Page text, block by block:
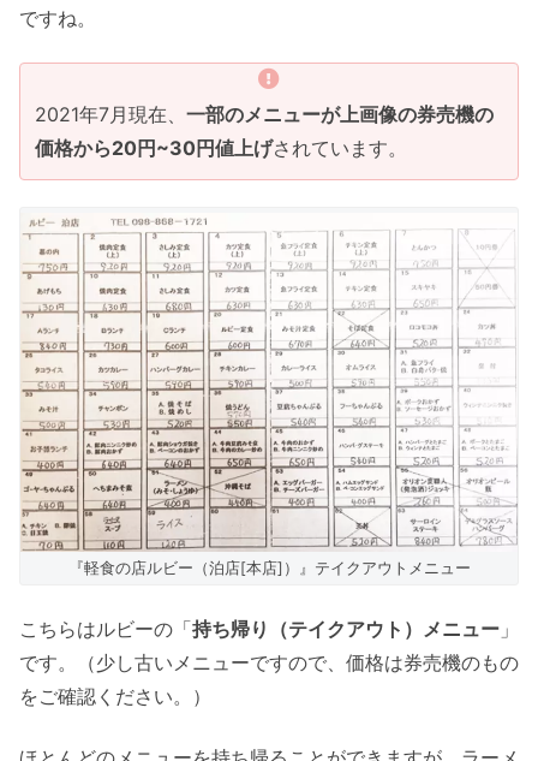
ですね。
2021年7月現在、 一部のメニューが上画像の券売機の
価格から20円~30円値上げされています。
『軽食の店ルビー（泊店[本店]）』テイクアウトメニュー
こちらはルビーの「持ち帰り（テイクアウト）メニュー 」
です。（少し古いメニューですので、価格は券売機のもの
をご確認ください。）